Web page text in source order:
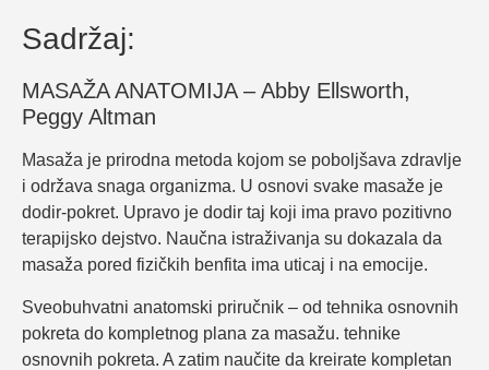
Sadržaj:
MASAŽA ANATOMIJA – Abby Ellsworth,
Peggy Altman
Masaža je prirodna metoda kojom se poboljšava zdravlje
i održava snaga organizma. U osnovi svake masaže je
dodir-pokret. Upravo je dodir taj koji ima pravo pozitivno
terapijsko dejstvo. Naučna istraživanja su dokazala da
masaža pored fizičkih benfita ima uticaj i na emocije.
Sveobuhvatni anatomski priručnik – od tehnika osnovnih
pokreta do kompletnog plana za masažu. tehnike
osnovnih pokreta. A zatim naučite da kreirate kompletan